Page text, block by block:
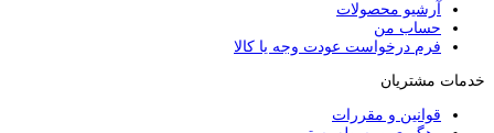
آرشیو محصولات
حساب من
فرم درخواست عودت وجه یا کالا
خدمات مشتریان
قوانین و مقررات